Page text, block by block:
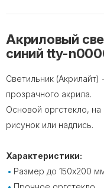
Акриловый
синий tty-
Светильник (Акрилайт)
прозрачного акрила.
Основой оргстекло,
рисунок или надпись.
Характеристики:
Размер до 150х200